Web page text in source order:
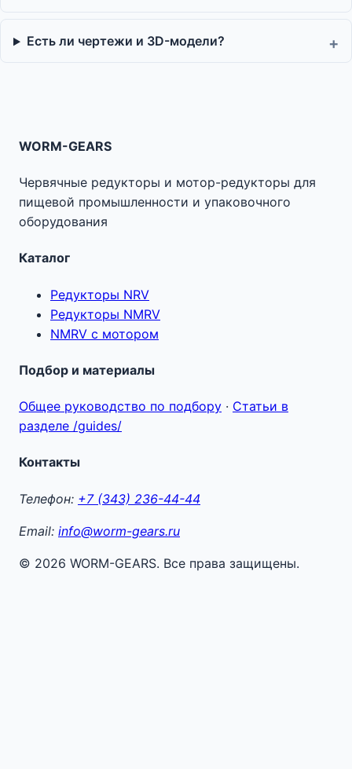
Есть ли чертежи и 3D-модели?
WORM-GEARS
Червячные редукторы и мотор-редукторы для
пищевой промышленности и упаковочного
оборудования
Каталог
Редукторы NRV
Редукторы NMRV
NMRV с мотором
Подбор и материалы
Общее руководство по подбору · Статьи в
разделе /guides/
Контакты
Телефон: +7 (343) 236-44-44
Email: info@worm-gears.ru
© 2026 WORM-GEARS. Все права защищены.